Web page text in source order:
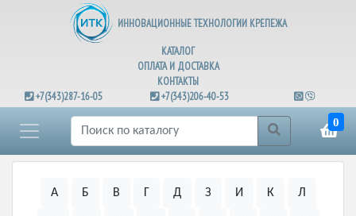
ИННОВАЦИОННЫЕ ТЕХНОЛОГИИ КРЕПЕЖА
КАТАЛОГ
ОПЛАТА И ДОСТАВКА
КОНТАКТЫ
+7(343)287-16-05
+7(343)206-40-53
0
А Б В Г Д З И К Л